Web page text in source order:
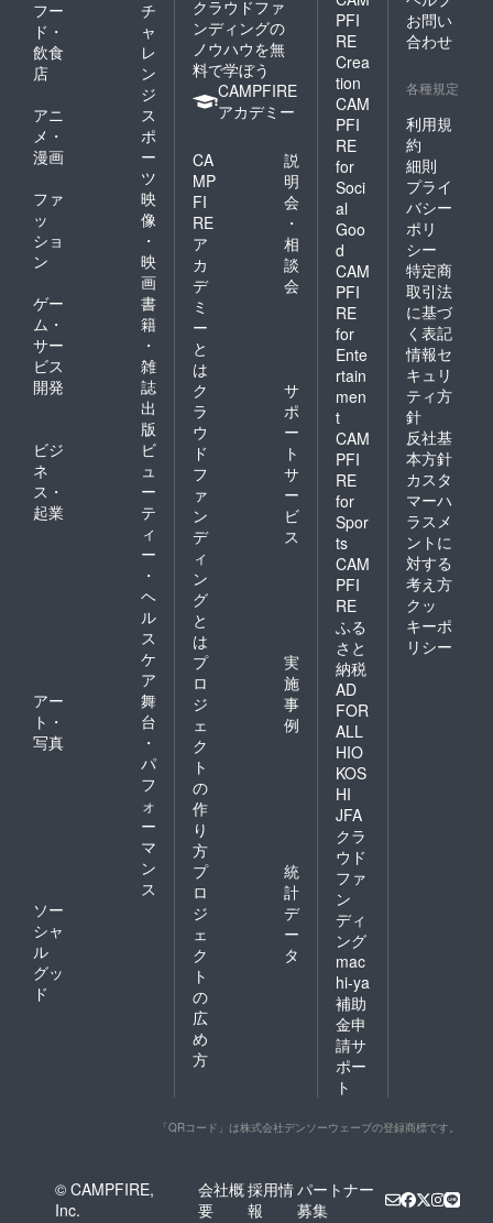
フー
ド・
飲食
店
チ
ャ
レ
ン
ジ
アニ
メ・
漫画
ス
ポ
ー
ツ
ファ
ッ
ショ
ン
映
像
・
映
画
ゲー
ム・
サー
ビス
開発
書
籍
・
雑
誌
出
版
ビジ
ネ
ス・
起業
ビ
ュ
ー
テ
ィ
ー
・
ヘ
ル
ス
ケ
ア
アー
ト・
写真
舞
台
・
パ
フ
ォ
ー
マ
ン
ス
ソー
シャ
ル
グッ
ド
クラウドファ
ンディングの
ノウハウを無
料で学ぼう
CAMPFIRE
アカデミー
CA
MP
FI
RE
ア
カ
デ
ミ
ー
と
は
説
明
会
・
相
談
会
ク
ラ
ウ
ド
フ
ァ
ン
デ
ィ
ン
グ
と
は
サ
ポ
ー
ト
サ
ー
ビ
ス
プ
ロ
ジ
ェ
ク
ト
の
作
り
方
実
施
事
例
プ
ロ
ジ
ェ
ク
ト
の
広
め
方
統
計
デ
ー
タ
PFI
RE
Crea
tion
CAM
PFI
RE
for
Soci
al
Goo
d
CAM
PFI
RE
for
Ente
rtain
men
t
CAM
PFI
RE
for
Spor
ts
CAM
PFI
RE
ふる
さと
納税
AD
FOR
ALL
HIO
KOS
HI
JFA
クラ
ウド
ファ
ン
ディ
ング
mac
hi-ya
補助
金申
請サ
ポー
ト
お問い
合わせ
各種規定
利用規
約
細則
プライ
バシー
ポリ
シー
特定商
取引法
に基づ
く表記
情報セ
キュリ
ティ方
針
反社基
本方針
カスタ
マーハ
ラスメ
ントに
対する
考え方
クッ
キーポ
リシー
「QRコード」は株式会社デンソーウェーブの登録商標です。
© CAMPFIRE,
Inc.
会社概
要
採用情
報
パートナー
募集